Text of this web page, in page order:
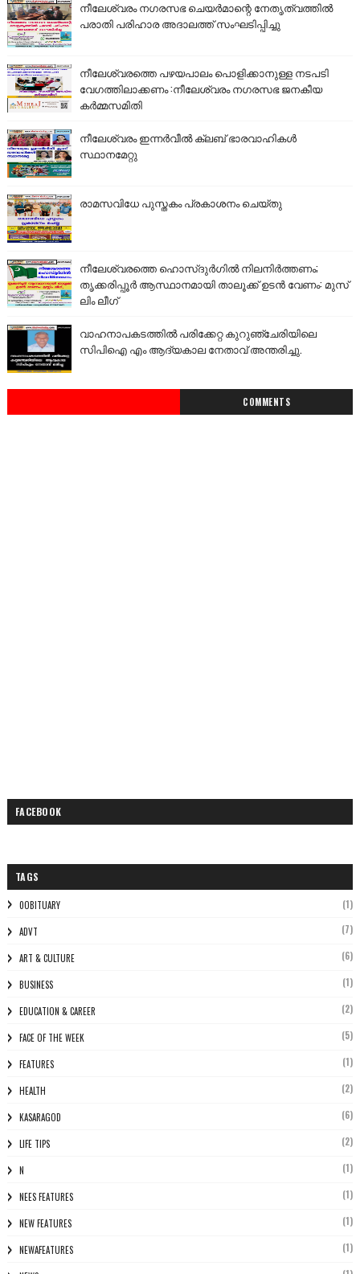
നീലേശ്വരം നഗരസഭ ചെയർമാന്റെ നേതൃത്വത്തിൽ
പരാതി പരിഹാര അദാലത്ത് സംഘടിപ്പിച്ചു
നീലേശ്വരത്തെ പഴയപാലം പൊളിക്കാനുള്ള നടപടി
വേഗത്തിലാക്കണം :നീലേശ്വരം നഗരസഭ ജനകീയ
കർമ്മസമിതി
നീലേശ്വരം ഇന്നർവീൽ ക്ലബ് ഭാരവാഹികൾ
സ്ഥാനമേറ്റു
രാമസവിധേ പുസ്തകം പ്രകാശനം ചെയ്തു
നീലേശ്വരത്തെ ഹൊസ്ദുർഗിൽ നിലനിർത്തണം;
തൃക്കരിപ്പൂർ ആസ്ഥാനമായി താലൂക്ക് ഉടൻ വേണം: മുസ്
ലിം ലീഗ്
വാഹനാപകടത്തിൽ പരിക്കേറ്റ കുറുഞ്ചേരിയിലെ
സിപിഐ എം ആദ്യകാല നേതാവ് അന്തരിച്ചു.
COMMENTS
FACEBOOK
TAGS
0OBITUARY (1)
ADVT (7)
ART & CULTURE (6)
BUSINESS (1)
EDUCATION & CAREER (2)
FACE OF THE WEEK (5)
FEATURES (1)
HEALTH (2)
KASARAGOD (6)
LIFE TIPS (2)
N (1)
NEES FEATURES (1)
NEW FEATURES (1)
NEWAFEATURES (1)